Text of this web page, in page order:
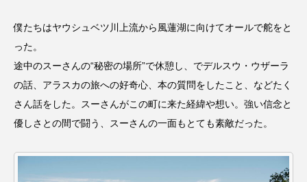
僕たちはヤウシュベツ川上流から風蓮湖に向けてオールで舵をと
った。
途中のスーさんの“秘密の場所”で休憩し、でデルスウ・ウザーラ
の話、アラスカの旅への好奇心、本の質問をしたこと、などたく
さん話をした。スーさんがこの町に来た経緯や想い。強い信念と
優しさとの間で闘う、スーさんの一面もとても素敵だった。